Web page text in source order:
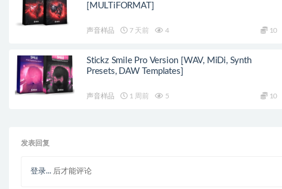
[MULTiFORMAT]
声音样品 7 天前 4 10
Stickz Smile Pro Version [WAV, MiDi, Synth
Presets, DAW Templates]
声音样品 1 周前 5 10
发表回复
登录... 后才能评论